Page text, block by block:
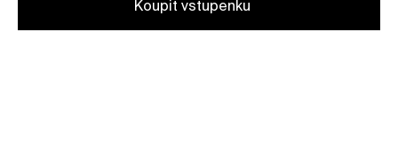
Koupit vstupenku